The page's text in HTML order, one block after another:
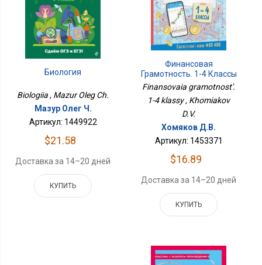
Биология
Biologiia , Mazur Oleg Ch.
Мазур Олег Ч.
Артикул: 1449922
$21.58
Доставка за 14–20 дней
КУПИТЬ
Финансовая
Грамотность. 1-4 Классы
Finansovaia gramotnost'.
1-4 klassy , Khomiakov
D.V.
Хомяков Д.В.
Артикул: 1453371
$16.89
Доставка за 14–20 дней
КУПИТЬ